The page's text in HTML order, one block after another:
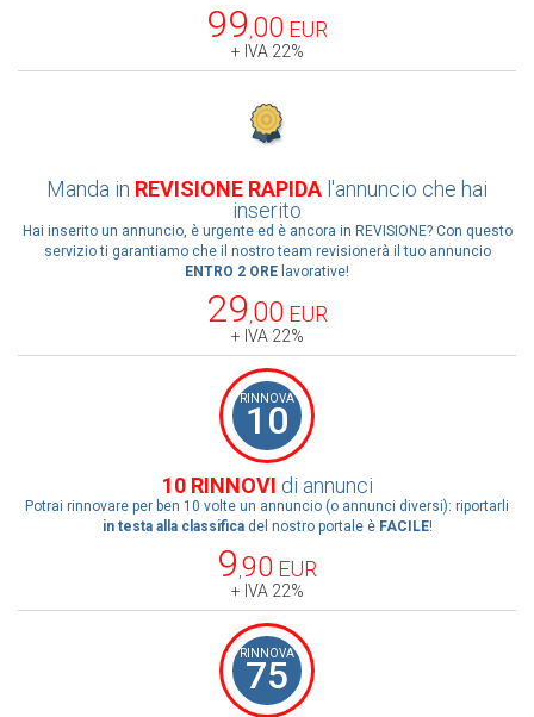
99 00 EUR
+ IVA 22%
Manda in REVISIONE RAPIDA l'annuncio che hai
inserito
Hai inserito un annuncio, è urgente ed è ancora in REVISIONE? Con questo
servizio ti garantiamo che il nostro team revisionerà il tuo annuncio
ENTRO 2 ORE lavorative!
29 00 EUR
+ IVA 22%
RINNOVA
10
10 RINNOVI di annunci
Potrai rinnovare per ben 10 volte un annuncio (o annunci diversi): riportarli
in testa alla classificadel nostro portale è FACILE!
990 EUR
+ IVA 22%
RINNOVA
75